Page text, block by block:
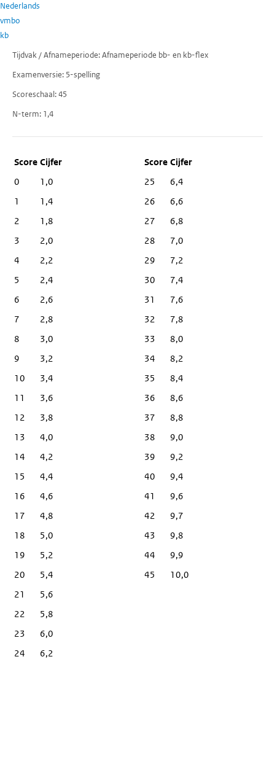
Nederlands
vmbo
kb
Tijdvak / Afnameperiode Afnameperiode bb- en kb-flex
Examenversie 5-spelling
Scoreschaal 45
N-term 1,4
Score Cijfer
0
1,0
1
1,4
2
1,8
3
2,0
4
2,2
5
2,4
6
2,6
7
2,8
8
3,0
9
3,2
10
3,4
11
3,6
12
3,8
13
4,0
14
4,2
15
4,4
16
4,6
17
4,8
18
5,0
19
5,2
20
5,4
21
5,6
22
5,8
23
6,0
24
6,2
25
6,4
26
6,6
27
6,8
28
7,0
29
7,2
30
7,4
31
7,6
32
7,8
33
8,0
34
8,2
35
8,4
36
8,6
37
8,8
38
9,0
39
9,2
40
9,4
41
9,6
42
9,7
43
9,8
44
9,9
45
10,0